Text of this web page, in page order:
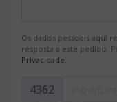
Os dados pessoais aqui
resposta a este pedido.
Privacidade.
4362